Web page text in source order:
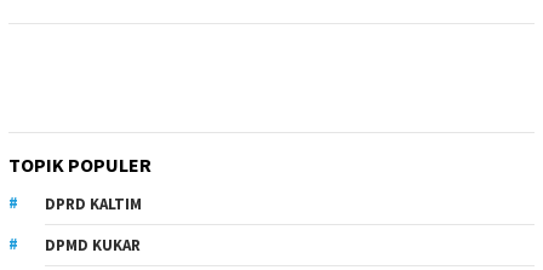
TOPIK POPULER
DPRD KALTIM
DPMD KUKAR